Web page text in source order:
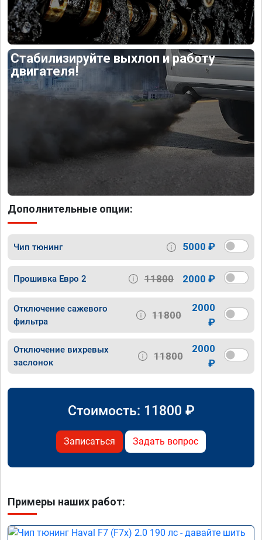
Стабилизируйте выхлоп и работу
двигателя!
Дополнительные опции:
Чип тюнинг 5000 ₽
Прошивка Евро 2 11800 2000 ₽
Отключение сажевого
фильтра
11800
2000
₽
Отключение вихревых
заслонок
11800
2000
₽
Стоимость: 11800 ₽
Записаться Задать вопрос
Примеры наших работ: